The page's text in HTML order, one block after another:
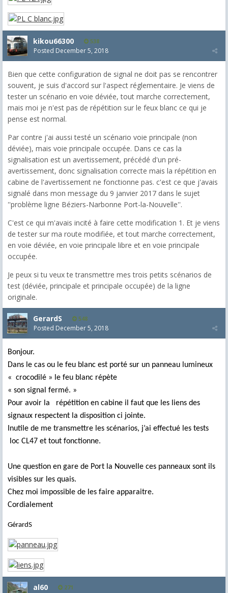
kikou66300 538
Posted December 5, 2018
Bien que cette configuration de signal ne doit pas se rencontrer
souvent, je suis d'accord sur l'aspect réglementaire. Je viens de
tester un scénario en voie déviée, tout marche correctement,
mais moi je n'est pas de répétition sur le feux blanc ce qui je
pense est normal.
Par contre j'ai aussi testé un scénario voie principale (non
déviée), mais voie principale occupée. Dans ce cas la
signalisation est un avertissement, précédé d'un pré-
avertissement, donc signalisation correcte mais la répétition en
cabine de l'avertissement ne fonctionne pas. c'est ce que j'avais
signalé dans mon message du 9 janvier 2017 dans le sujet
''problème ligne Béziers-Narbonne Port-la-Nouvelle''.
C'est ce qui m'avais incité à faire cette modification 1. Et je viens
de tester sur ma route modifiée, et tout marche correctement,
en voie déviée, en voie principale libre et en voie principale
occupée.
Je peux si tu veux te transmettre mes trois petits scénarios de
test (déviée, principale et principale occupée) de la ligne
originale.
GerardS 548
Posted December 5, 2018
Bonjour.
Dans le cas ou le feu blanc est porté sur un panneau lumineux
« crocodilé » le feu blanc répète
« son signal fermé. »
Pour avoir la
répétition en cabine il faut que les liens des
signaux respectent la disposition ci jointe.
Inutile de me transmettre les scénarios, j’ai effectué les tests
loc CL47 et tout fonctionne.
Une question en gare de Port la Nouvelle ces panneaux sont ils
visibles sur les quais.
Chez moi impossible de les faire apparaitre.
Cordialement
GérardS
al60 271